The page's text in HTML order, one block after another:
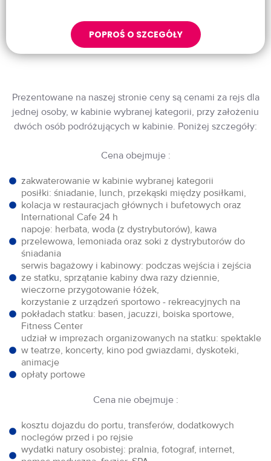
POPROŚ O SZCEGÓŁY
Prezentowane na naszej stronie ceny są cenami za rejs dla
jednej osoby, w kabinie wybranej kategorii, przy założeniu
dwóch osób podróżujących w kabinie. Poniżej szczegóły:
Cena obejmuje :
zakwaterowanie w kabinie wybranej kategorii
posiłki: śniadanie, lunch, przekąski między posiłkami,
kolacja w restauracjach głównych i bufetowych oraz
International Cafe 24 h
napoje: herbata, woda (z dystrybutorów), kawa
przelewowa, lemoniada oraz soki z dystrybutorów do
śniadania
serwis bagażowy i kabinowy: podczas wejścia i zejścia
ze statku, sprzątanie kabiny dwa razy dziennie,
wieczorne przygotowanie łóżek,
korzystanie z urządzeń sportowo - rekreacyjnych na
pokładach statku: basen, jacuzzi, boiska sportowe,
Fitness Center
udział w imprezach organizowanych na statku: spektakle
w teatrze, koncerty, kino pod gwiazdami, dyskoteki,
animacje
opłaty portowe
Cena nie obejmuje :
kosztu dojazdu do portu, transferów, dodatkowych
noclegów przed i po rejsie
wydatki natury osobistej: pralnia, fotograf, internet,